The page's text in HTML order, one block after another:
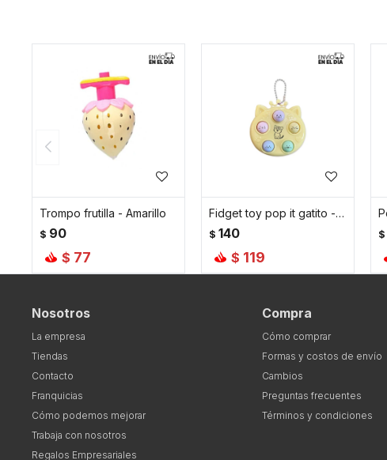
Trompo frutilla - Amarillo
$ 90
$ 77
Fidget toy pop it gatito - Amarillo
$ 140
$ 119
$
Nosotros
La empresa
Tiendas
Contacto
Franquicias
Cómo podemos mejorar
Trabaja con nosotros
Regalos Empresariales
Compra
Cómo comprar
Formas y costos de envío
Cambios
Preguntas frecuentes
Términos y condiciones